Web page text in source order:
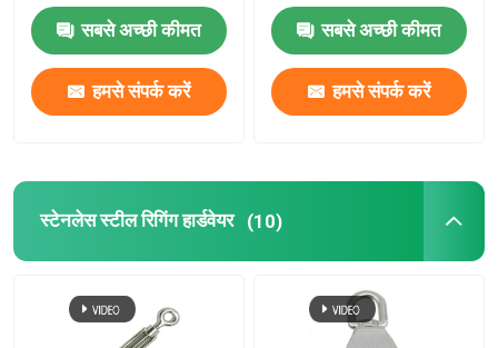
जाली डी अंगूठी
सबसे अच्छी कीमत
हमसे संपर्क करें
सबसे अच्छी कीमत
हमसे संपर्क करें
स्टेनलेस स्टील रिगिंग हार्डवेयर (10)